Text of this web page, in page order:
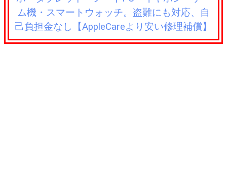
ム機・スマートウォッチ。盗難にも対応、自
己負担金なし【AppleCareより安い修理補償】